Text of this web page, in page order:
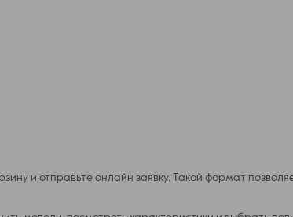
и отправьте онлайн заявку. Такой формат